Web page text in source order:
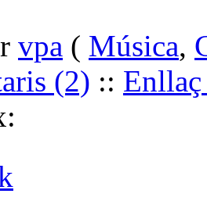
vpa ( Música,
(2) :: Enllaç